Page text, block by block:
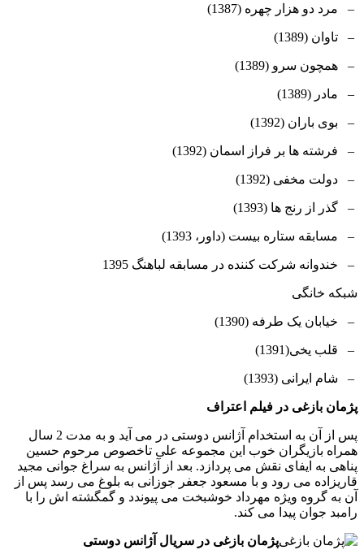
– مرد دو هزار چهره (1387)
– تاوان (1389)
– همچون سرو (1389)
– مادر (1389)
– بوی باران (1392)
– فرشته ها بر فراز اسمان (1392)
– دولت مخفی (1392)
– گذر از رنج ها (1393)
– مسابقه ستاره بیست (داور، 1393)
– خندوانه شرکت کننده در مسابقه لباهنگ 1395
شبکه خانگی
– خیابان یک طرفه (1390)
– قلب یخی(1391)
– شام ایرانی (1393)
پژمان بازغی در فیلم اعتراف
پس از آن به استخدام آژانس دوستی در می آید و به مدت 2 سال
همراه بازیگران خوب این مجموعه علی تاخصوص مرحوم حسین
پناهی به ایفای نقش می پردازد. بعد از آژانس به سراغ جوانی مجید
قاریزاده می رود و با مسعود جعفر جوزانی به بلوغ می رسد پس از
آن به گروه ویژه مهرداد خوشبخت می پیوندد و گمگشته اش را با
رامبد جوان پیدا می کند.
پژمان بازغی در سریال آژانس دوستی